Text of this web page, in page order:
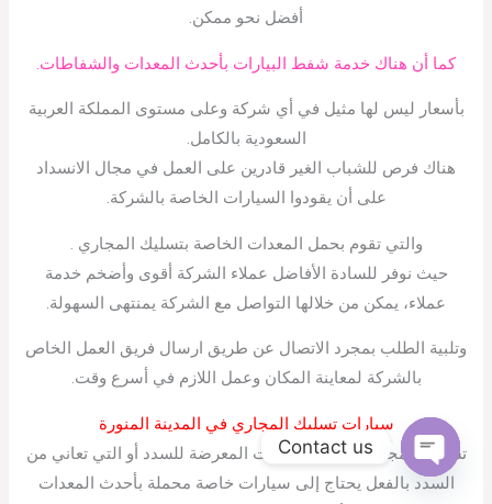
أفضل نحو ممكن.
كما أن هناك خدمة شفط البيارات بأحدث المعدات والشفاطات.
بأسعار ليس لها مثيل في أي شركة وعلى مستوى المملكة العربية
السعودية بالكامل.
هناك فرص للشباب الغير قادرين على العمل في مجال الانسداد
على أن يقودوا السيارات الخاصة بالشركة.
والتي تقوم بحمل المعدات الخاصة بتسليك المجاري .
حيث نوفر للسادة الأفاضل عملاء الشركة أقوى وأضخم خدمة
عملاء، يمكن من خلالها التواصل مع الشركة يمنتهى السهولة.
وتلبية الطلب بمجرد الاتصال عن طريق ارسال فريق العمل الخاص
بالشركة لمعاينة المكان وعمل اللازم في أسرع وقت.
سيارات تسليك المجاري في المدينة المنورة
تسليك المجاري وشفط البيارات المعرضة للسدد أو التي تعاني من
السدد بالفعل يحتاج إلى سيارات خاصة محملة بأحدث المعدات
Contact us
Open